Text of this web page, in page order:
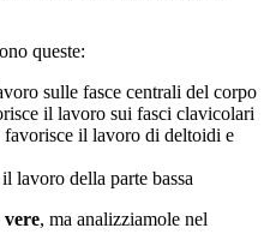
queste:
sulle fasce centrali del corpo
il lavoro sui fasci clavicolari
favorisce il lavoro di deltoidi e
lavoro della parte bassa
vere, ma analizziamole nel